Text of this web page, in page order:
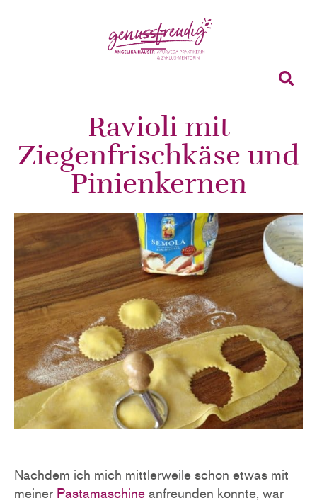
Ravioli mit
Ziegenfrischkäse und
Pinienkernen
Nachdem ich mich mittlerweile schon etwas mit
meiner Pastamaschine anfreunden konnte, war